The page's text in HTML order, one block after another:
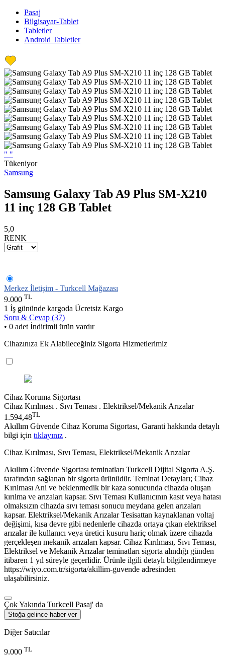
Pasaj
Bilgisayar-Tablet
Tabletler
Android Tabletler
" "
Tükeniyor
Samsung
Samsung Galaxy Tab A9 Plus SM-X210
11 inç 128 GB Tablet
5,0
RENK
Merkez İletişim - Turkcell Mağazası
9.000 TL
1 İş gününde kargoda Ücretsiz Kargo
Soru & Cevap (37)
• 0 adet İndirimli ürün vardır
Cihazınıza Ek Alabileceğiniz Sigorta Hizmetlerimiz
Cihaz Koruma Sigortası
Cihaz Kırılması . Sıvı Teması . Elektriksel/Mekanik Arızalar
1.594,48TL
Akıllım Güvende Cihaz Koruma Sigortası, Garanti hakkında detaylı
bilgi için tıklayınız .
Cihaz Kırılması, Sıvı Teması, Elektriksel/Mekanik Arızalar
Akıllım Güvende Sigortası teminatları Turkcell Dijital Sigorta A.Ş.
tarafından sağlanan bir sigorta ürünüdür. Teminat Detayları; Cihaz
Kırılması Ani ve beklenmedik bir kaza sonucunda cihazda oluşan
kırılma ve arızaları kapsar. Sıvı Teması Kullanıcının kasıt veya hatası
olmaksızın cihazda sıvı teması sonucu meydana gelen arızaları
kapsar. Elektriksel/Mekanik Arızalar Tesisattan kaynaklanan voltaj
değişimi, kısa devre gibi nedenlerle cihazda ortaya çıkan elektriksel
arızalar ile kullanıcı veya üretici kusuru hariç olmak üzere cihazda
gerçekleşen mekanik arızaları kapsar. Cihaz Kırılması, Sıvı Teması,
Elektriksel ve Mekanik Arızalar teminatları sigorta alındığı günden
itibaren 1 yıl süreyle geçerlidir. Ürünle ilgili detaylı bilgilendirmeye
https://wiyo.com.tr/sigorta/akillim-guvende adresinden
ulaşabilirsiniz.
Çok Yakında Turkcell Pasaj' da
Stoğa gelince haber ver
Diğer Satıcılar
9.000 TL